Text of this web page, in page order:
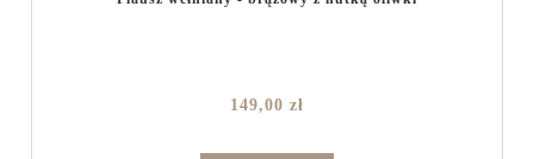
149,00 zł